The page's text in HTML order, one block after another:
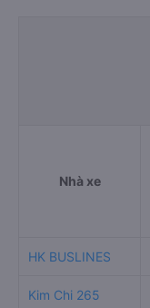
Nhà xe
HK BUSLINES
Kim Chi 265